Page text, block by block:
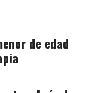
de edad